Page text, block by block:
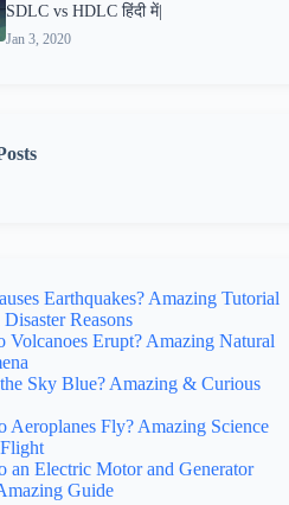
SDLC vs HDLC हिंदी में|
Jan 3, 2020
Earthquakes? Amazing Tutorial
Reasons
Volcanoes Erupt? Amazing Natural
Sky Blue? Amazing & Curious
Aeroplanes Fly? Amazing Science
an Electric Motor and Generator
Guide